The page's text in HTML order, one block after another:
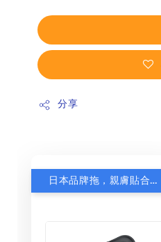
分享
日本品牌拖，親膚貼合減足壓，超值加購75折！